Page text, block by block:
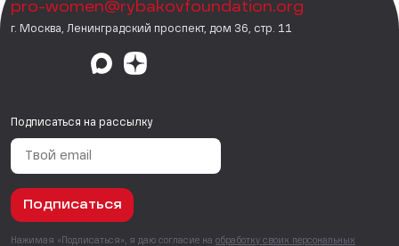
pro-women@rybakovfoundation.org
г. Москва, Ленинградский проспект, дом 36, стр. 11
Подписаться на рассылку
Подписаться
Нажимая «Подписаться», я даю согласие на обработку своих персональных